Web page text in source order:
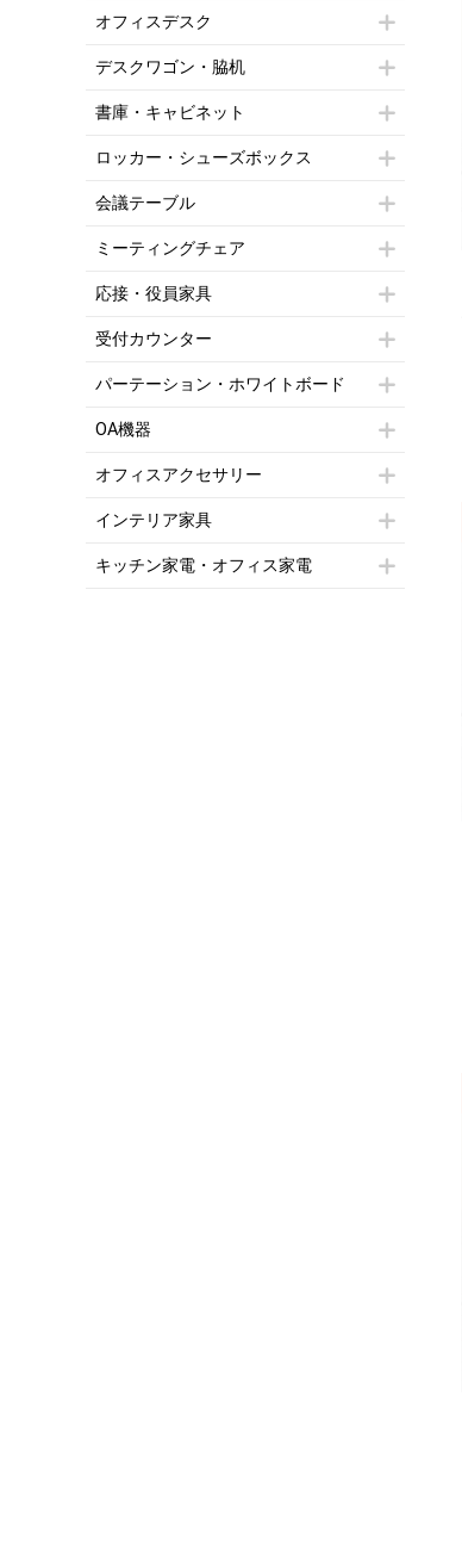
肘付きチェア
肘無しチェア
役員チェア
オフィスチェアその他
オフィスデスク
片袖机
フリーアドレスデスク（ベンチデス
ク）
オフィスデスクその他
平机・平デスク
デスクワゴン・脇机
インワゴン2段
インワゴン3段
脇机
書庫・キャビネット
ハイキャビネット
ローキャビネット
両開きキャビネット
上下連結キャビネット
軽量ラック（スチールラック）
収納家具その他
オープン書庫
両開書庫
引き違い書庫
ロッカー・シューズボックス
1人用ロッカー
2人用ロッカー
3人用ロッカー
5人用ロッカー
8人用ロッカー
多人数ロッカー
シリンダー錠ロッカー
ダイヤル錠ロッカー
ボタン錠ロッカー
シューズロッカー・下駄箱
ロッカーその他
会議テーブル
ミーティングテーブル
スタッキングテーブル
ネスティングテーブル
カウンターテーブル
T字脚テーブル
会議テーブルW1200～
会議テーブルW1800～
折りたたみ会議テーブル
ハイテーブル
ミーティングチェア
キャスター付きミーティングチェア
スタッキングミーティングチェア
テーブル付きミーティングチェア
折りたたみミーティングチェア
ハイチェア
ミーティングチェアその他
応接・役員家具
応接セット
応接ソファ
応接チェア
応接・役員家具その他
受付カウンター
ハイカウンター
ローカウンター
ラウンジカウンター
パーテーション・ホワイトボード
パーテーション
自立タイプパーテーション
パーテーションその他
壁掛けホワイトボード
ホワイトボードその他
OA機器
iPad
電話機（ビジネスフォン）
シュレッダー
スクリーン
オフィスアクセサリー
チェア用台車
演台・講演台・演説台
防音パネル
インテリア家具
モールドチェア
ダイニングチェア
キッチン家電・オフィス家電